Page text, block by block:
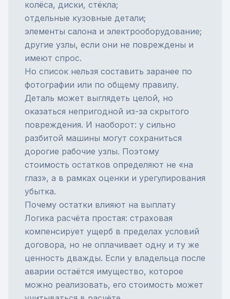
колёса, диски, стёкла;
отдельные кузовные детали;
элементы салона и электрооборудование;
другие узлы, если они не повреждены и
имеют спрос.
Но список нельзя составить заранее по
фотографии или по общему правилу.
Деталь может выглядеть целой, но
оказаться непригодной из-за скрытого
повреждения. И наоборот: у сильно
разбитой машины могут сохраниться
дорогие рабочие узлы. Поэтому
стоимость остатков определяют не «на
глаз», а в рамках оценки и урегулирования
убытка.
Почему остатки влияют на выплату
Логика расчёта простая: страховая
компенсирует ущерб в пределах условий
договора, но не оплачивает одну и ту же
ценность дважды. Если у владельца после
аварии остаётся имущество, которое
можно реализовать, его стоимость может